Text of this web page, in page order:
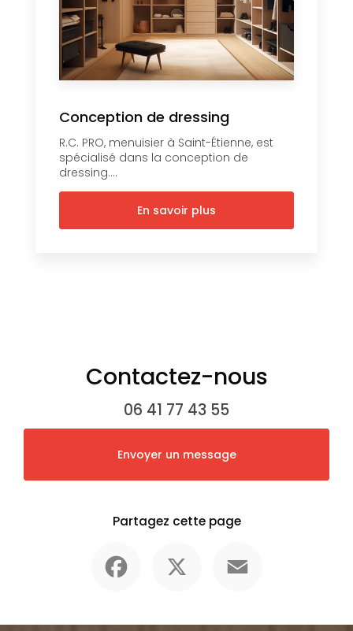
Conception de dressing
R.C. PRO, menuisier à Saint-Étienne, est
spécialisé dans la conception de
dressing....
En savoir plus
Contactez-nous
06 41 77 43 55
Envoyer un message
Partagez cette page